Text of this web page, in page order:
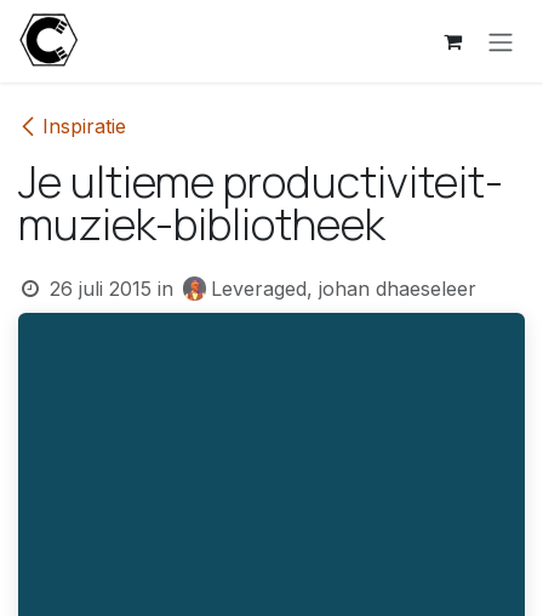
Overslaan naar inhoud
Inspiratie
Je ultieme productiviteit-
muziek-bibliotheek
26 juli 2015 in Leveraged, johan dhaeseleer